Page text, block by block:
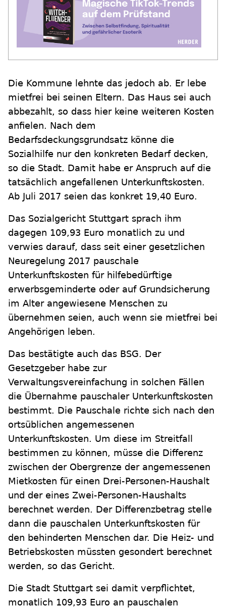
Die Kommune lehnte das jedoch ab. Er lebe
mietfrei bei seinen Eltern. Das Haus sei auch
abbezahlt, so dass hier keine weiteren Kosten
anfielen. Nach dem
Bedarfsdeckungsgrundsatz könne die
Sozialhilfe nur den konkreten Bedarf decken,
so die Stadt. Damit habe er Anspruch auf die
tatsächlich angefallenen Unterkunftskosten.
Ab Juli 2017 seien das konkret 19,40 Euro.
Das Sozialgericht Stuttgart sprach ihm
dagegen 109,93 Euro monatlich zu und
verwies darauf, dass seit einer gesetzlichen
Neuregelung 2017 pauschale
Unterkunftskosten für hilfebedürftige
erwerbsgeminderte oder auf Grundsicherung
im Alter angewiesene Menschen zu
übernehmen seien, auch wenn sie mietfrei bei
Angehörigen leben.
Das bestätigte auch das BSG. Der
Gesetzgeber habe zur
Verwaltungsvereinfachung in solchen Fällen
die Übernahme pauschaler Unterkunftskosten
bestimmt. Die Pauschale richte sich nach den
ortsüblichen angemessenen
Unterkunftskosten. Um diese im Streitfall
bestimmen zu können, müsse die Differenz
zwischen der Obergrenze der angemessenen
Mietkosten für einen Drei-Personen-Haushalt
und der eines Zwei-Personen-Haushalts
berechnet werden. Der Differenzbetrag stelle
dann die pauschalen Unterkunftskosten für
den behinderten Menschen dar. Die Heiz- und
Betriebskosten müssten gesondert berechnet
werden, so das Gericht.
Die Stadt Stuttgart sei damit verpflichtet,
monatlich 109,93 Euro an pauschalen